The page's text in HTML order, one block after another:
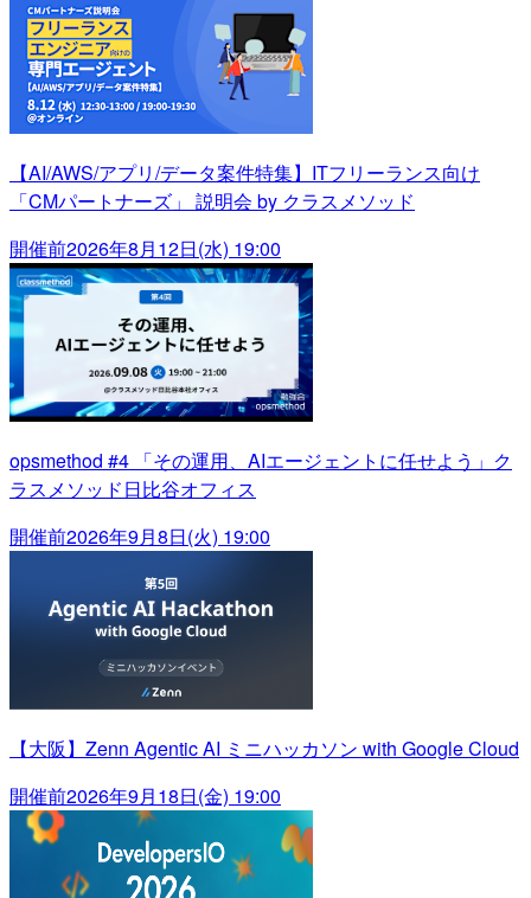
【AI/AWS/アプリ/データ案件特集】ITフリーランス向け
「CMパートナーズ」 説明会 by クラスメソッド
開催前2026年8月12日(水) 19:00
opsmethod #4 「その運用、AIエージェントに任せよう」ク
ラスメソッド日比谷オフィス
開催前2026年9月8日(火) 19:00
【大阪】Zenn Agentic AI ミニハッカソン with Google Cloud
開催前2026年9月18日(金) 19:00